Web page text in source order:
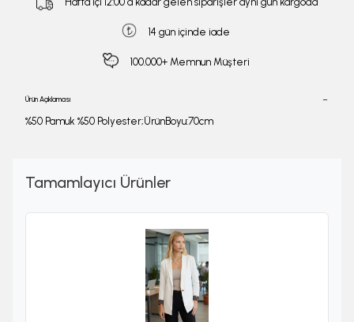
14 gün içinde iade
100.000+ Memnun Müşteri
Ürün Açıklaması
%50 Pamuk %50 Polyester;ÜrünBoyu:70cm
Tamamlayıcı Ürünler